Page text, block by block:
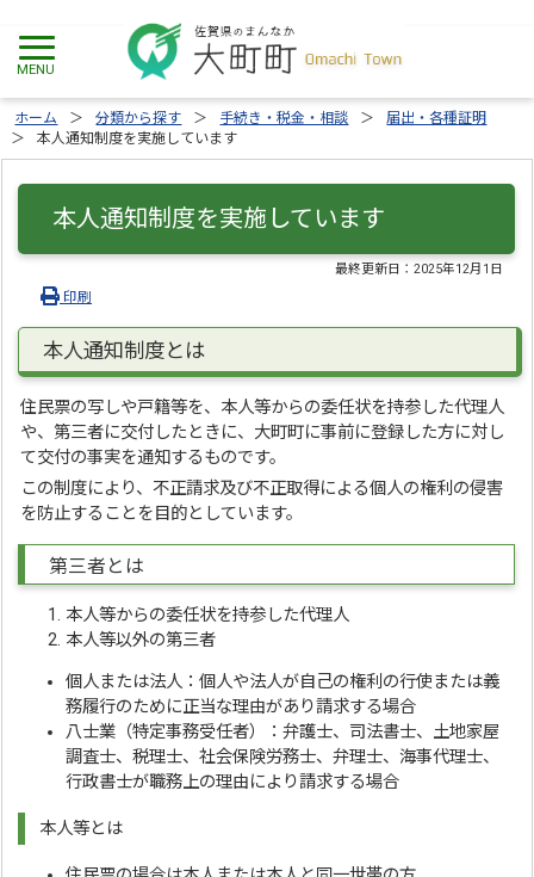
ホーム 分類から探す 手続き・税金・相談
届出・各種証明
本人通知制度を実施しています
本人通知制度を実施しています
最終更新日：2025年12月1日
印刷
本人通知制度とは
住民票の写しや戸籍等を、本人等からの委任状を持参した代理人
や、第三者に交付したときに、大町町に事前に登録した方に対し
て交付の事実を通知するものです。
この制度により、不正請求及び不正取得による個人の権利の侵害
を防止することを目的としています。
第三者とは
本人等からの委任状を持参した代理人
本人等以外の第三者
個人または法人：個人や法人が自己の権利の行使または義
務履行のために正当な理由があり請求する場合
八士業（特定事務受任者）：弁護士、司法書士、土地家屋
調査士、税理士、社会保険労務士、弁理士、海事代理士、
行政書士が職務上の理由により請求する場合
本人等とは